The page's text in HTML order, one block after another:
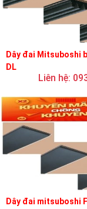
Dây đai Mitsuboshi
DL
Liên hệ:
Dây đai mitsuboshi